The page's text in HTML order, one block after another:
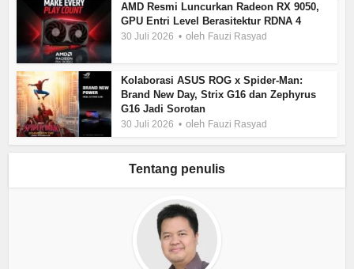
AMD Resmi Luncurkan Radeon RX 9050,
GPU Entri Level Berasitektur RDNA 4
30 Juli 2026 oleh Fauzi Rasyad
Kolaborasi ASUS ROG x Spider-Man:
Brand New Day, Strix G16 dan Zephyrus
G16 Jadi Sorotan
30 Juli 2026 oleh Fauzi Rasyad
Tentang penulis